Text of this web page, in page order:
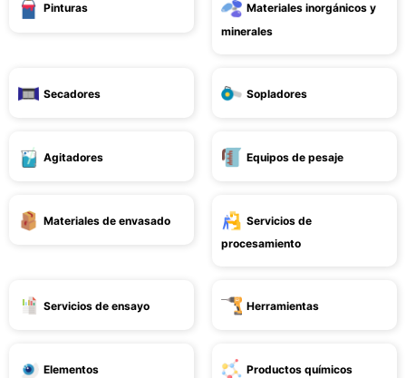
Pinturas
Materiales inorgánicos y
minerales
Secadores Sopladores
Agitadores Equipos de pesaje
Materiales de envasado
Servicios de
procesamiento
Servicios de ensayo Herramientas
Elementos Productos químicos